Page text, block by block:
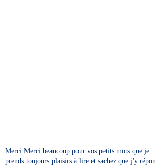
Merci Merci beaucoup pour vos petits mots que je
prends toujours plaisirs à lire et sachez que j'y